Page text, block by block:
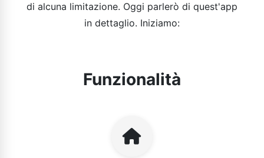
di alcuna limitazione. Oggi parlerò di quest'app
in dettaglio. Iniziamo:
Funzionalità